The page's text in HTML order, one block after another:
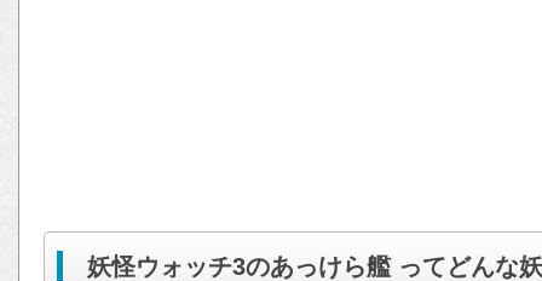
妖怪ウォッチ3のあっけら艦 ってどんな